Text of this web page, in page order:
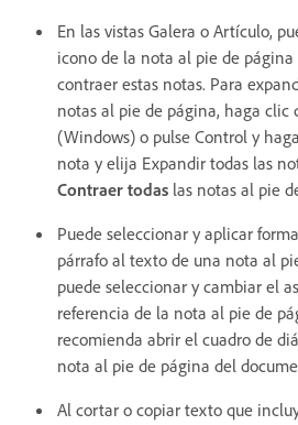
En las vistas Galera o Artículo,
icono de la nota al pie de
contraer estas notas. Para
notas al pie de página, haga clic
(Windows) o pulse Control y
nota y elija Expandir todas las
Contraer todas las notas al pie
Puede seleccionar y aplicar
párrafo al texto de una nota al
puede seleccionar y cambiar el
referencia de la nota al pie de
recomienda abrir el cuadro de
nota al pie de página del
Al cortar o copiar texto que